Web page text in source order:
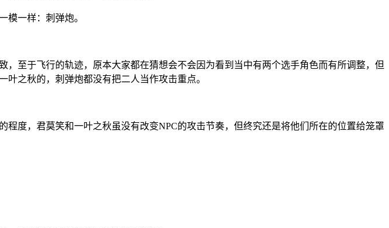
模一样：刺弹炮。
至于飞行的轨迹，原本大家都在猜想会不会因为看到当中有两个选手角色而有所调整，但
之秋的，刺弹炮都没有把二人当作攻击重点。
度，君莫笑和一叶之秋虽没有改变NPC的攻击节奏，但终究还是将他们所在的位置给笼罩